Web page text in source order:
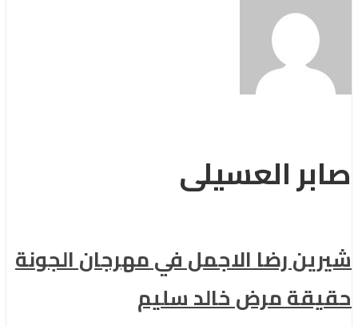
صابر العسيلى
شيرين رضا الاجمل في مهرجان الجونة
حقيقة مرض خالد سليم